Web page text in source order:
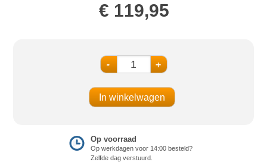
€ 119,95
- +
Op voorraad
Op werkdagen voor 14:00 besteld?
Zelfde dag verstuurd.